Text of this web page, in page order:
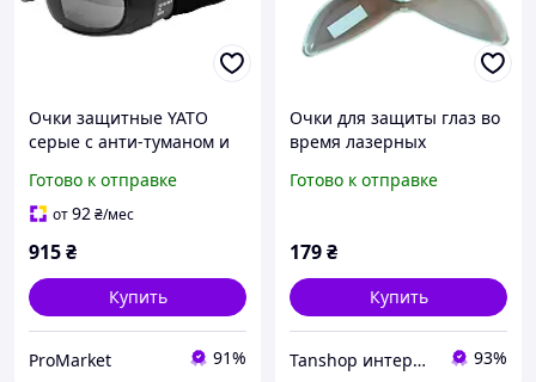
Очки защитные YATO
серые с анти-туманом и
защиты глаз от осколков
при работе с металлом и
Готово к отправке
от92₴/мес
915₴
Купить
ProMarket 91%
Очки для защиты глаз во
время лазерных
Готово к отправке
179₴
Купить
Tanshop интернет-магазин кремов для солярия, для автозагара, после загара 93%